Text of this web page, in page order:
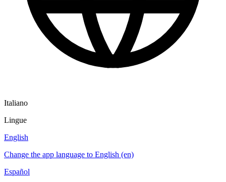
Italiano
Lingue
English
Change the app language to English (en)
Español